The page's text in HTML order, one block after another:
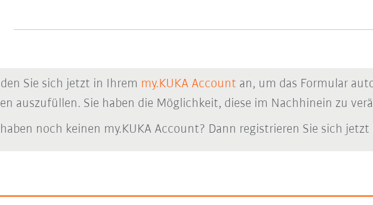
Sie sich jetzt in Ihrem my.KUKA Account an, um das Formular
auszufüllen. Sie haben die Möglichkeit, diese im Nachhinein zu
noch keinen my.KUKA Account? Dann registrieren Sie sich jetzt